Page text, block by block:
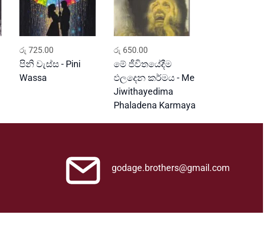
රු 725.00
පිනි වැස්ස - Pini
Wassa
රු 650.00
මේ ජීවිතයේදීම
ඵලදෙන කර්මය - Me
Jiwithayedima
Phaladena Karmaya
godage.brothers@gmail.com